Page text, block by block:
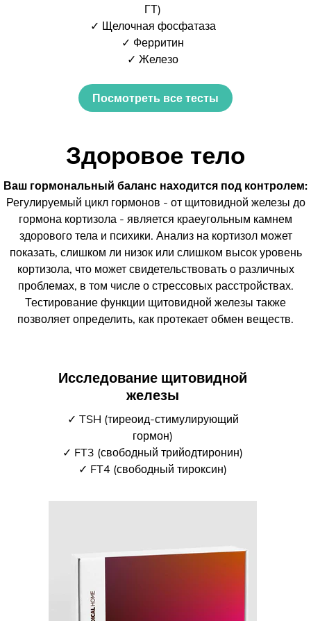
ГТ)
✓ Щелочная фосфатаза
✓ Ферритин
✓ Железо
Посмотреть все тесты
Здоровое тело
Ваш гормональный баланс находится под контролем:
Регулируемый цикл гормонов - от щитовидной железы до
гормона кортизола - является краеугольным камнем
здорового тела и психики. Анализ на кортизол может
показать, слишком ли низок или слишком высок уровень
кортизола, что может свидетельствовать о различных
проблемах, в том числе о стрессовых расстройствах.
Тестирование функции щитовидной железы также
позволяет определить, как протекает обмен веществ.
Исследование щитовидной
железы
✓ TSH (тиреоид-стимулирующий
гормон)
✓ FT3 (свободный трийодтиронин)
✓ FT4 (свободный тироксин)